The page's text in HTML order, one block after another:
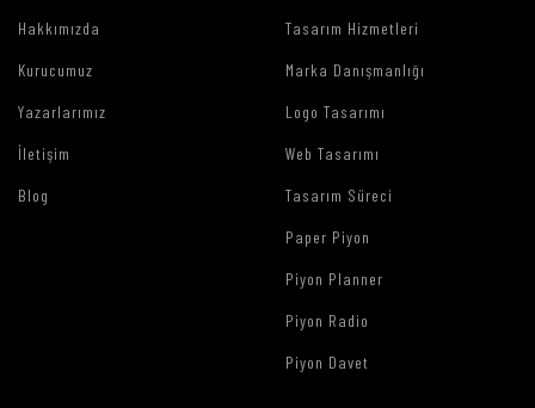
Hakkımızda
Kurucumuz
Yazarlarımız
İletişim
Blog
Tasarım Hizmetleri
Marka Danışmanlığı
Logo Tasarımı
Web Tasarımı
Tasarım Süreci
Paper Piyon
Piyon Planner
Piyon Radio
Piyon Davet